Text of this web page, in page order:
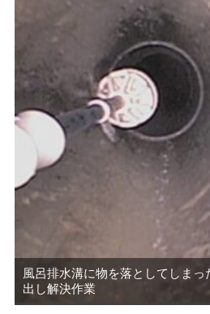
風呂排水溝に物を落としてしまっ
出し解決作業